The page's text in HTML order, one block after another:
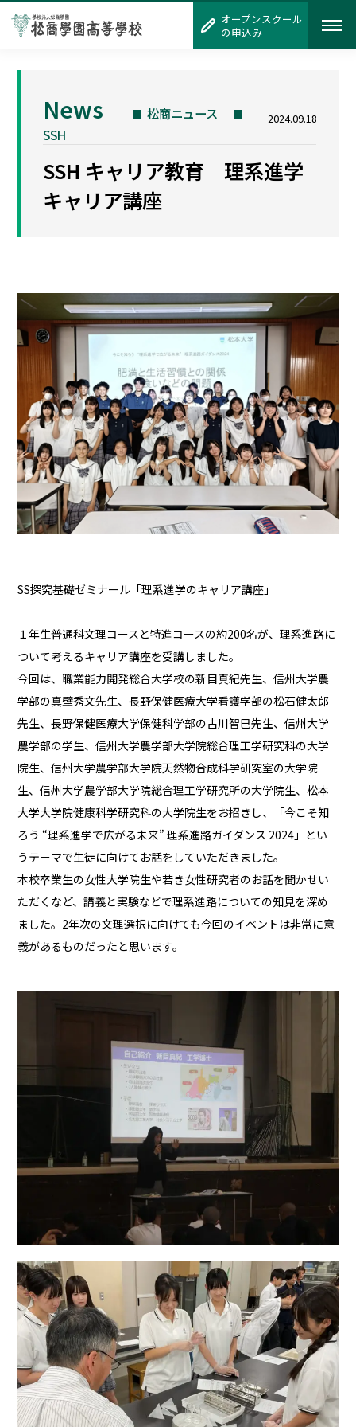
オープンスクール
の申込み
オープンスクール
の申込み
News
松商ニュース
SSH
2024.09.18
SSH キャリア教育 理系進学
キャリア講座
SS探究基礎ゼミナール「理系進学のキャリア講座」
１年生普通科文理コースと特進コースの約200名が、理系進路に
ついて考えるキャリア講座を受講しました。
今回は、職業能力開発総合大学校の新目真紀先生、信州大学農
学部の真壁秀文先生、長野保健医療大学看護学部の松石健太郎
先生、長野保健医療大学保健科学部の古川智巳先生、信州大学
農学部の学生、信州大学農学部大学院総合理工学研究科の大学
院生、信州大学農学部大学院天然物合成科学研究室の大学院
生、信州大学農学部大学院総合理工学研究所の大学院生、松本
大学大学院健康科学研究科の大学院生をお招きし、「今こそ知
ろう “理系進学で広がる未来” 理系進路ガイダンス 2024」とい
うテーマで生徒に向けてお話をしていただきました。
本校卒業生の女性大学院生や若き女性研究者のお話を聞かせい
ただくなど、講義と実験などで理系進路についての知見を深め
ました。2年次の文理選択に向けても今回のイベントは非常に意
義があるものだったと思います。